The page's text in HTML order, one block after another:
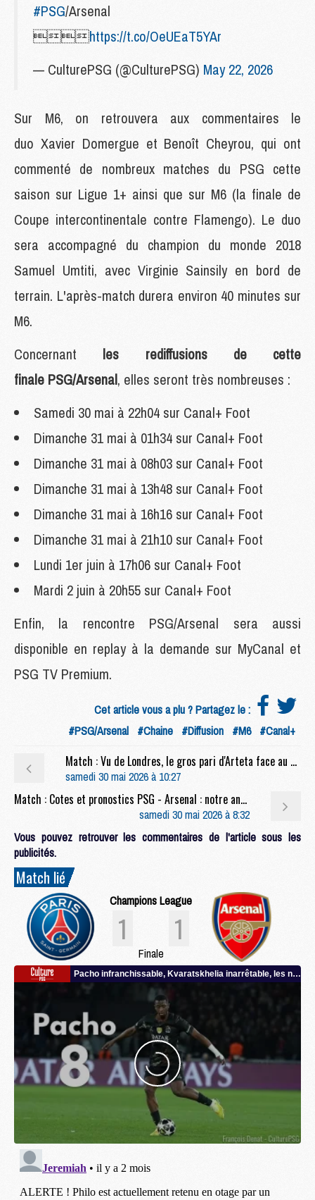
#PSG/Arsenal
https://t.co/OeUEaT5YAr
— CulturePSG (@CulturePSG) May 22, 2026
Sur M6, on retrouvera aux commentaires le
duo Xavier Domergue et Benoît Cheyrou, qui ont
commenté de nombreux matches du PSG cette
saison sur Ligue 1+ ainsi que sur M6 (la finale de
Coupe intercontinentale contre Flamengo). Le duo
sera accompagné du champion du monde 2018
Samuel Umtiti, avec Virginie Sainsily en bord de
terrain. L'après-match durera environ 40 minutes sur
M6.
Concernant les rediffusions de cette
finale PSG/Arsenal, elles seront très nombreuses :
Samedi 30 mai à 22h04 sur Canal+ Foot
Dimanche 31 mai à 01h34 sur Canal+ Foot
Dimanche 31 mai à 08h03 sur Canal+ Foot
Dimanche 31 mai à 13h48 sur Canal+ Foot
Dimanche 31 mai à 16h16 sur Canal+ Foot
Dimanche 31 mai à 21h10 sur Canal+ Foot
Lundi 1er juin à 17h06 sur Canal+ Foot
Mardi 2 juin à 20h55 sur Canal+ Foot
Enfin, la rencontre PSG/Arsenal sera aussi
disponible en replay à la demande sur MyCanal et
PSG TV Premium.
Cet article vous a plu ? Partagez le :
#PSG/Arsenal #Chaine #Diffusion #M6 #Canal+
Match : Vu de Londres, le gros pari d'Arteta face au PSG se confirme
samedi 30 mai 2026 à 10:27
Match : Cotes et pronostics PSG - Arsenal : notre analyse complète
samedi 30 mai 2026 à 8:32
Vous pouvez retrouver les commentaires de l'article sous les
publicités.
Match lié
Champions League
1 1
Finale